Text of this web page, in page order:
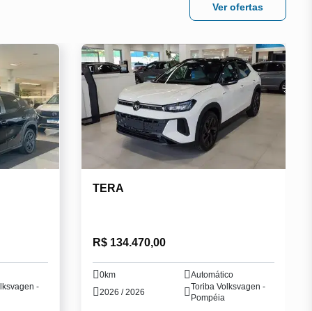
Ver ofertas
-
TERA
R$ 134.470,00
0km
Automático
2026 / 2026
Toriba Volksvagen -
Pompéia